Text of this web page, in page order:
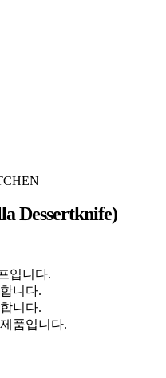
Dessertknife)
입니다.
니다.
니다.
품입니다.